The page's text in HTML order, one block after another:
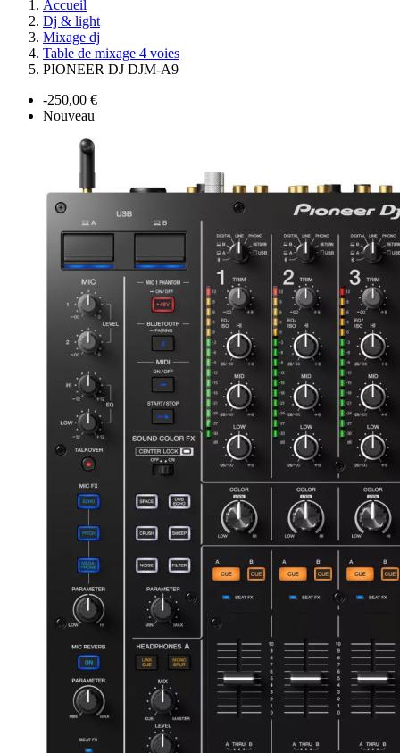
Accueil
Dj & light
Mixage dj
Table de mixage 4 voies
PIONEER DJ DJM-A9
-250,00 €
Nouveau